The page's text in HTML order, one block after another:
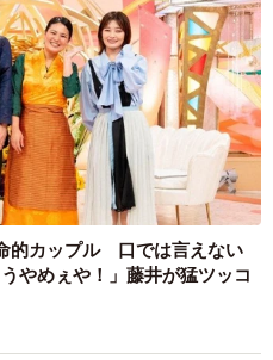
的カップル 口では言えない
やめぇや！」藤井が猛ツッコ